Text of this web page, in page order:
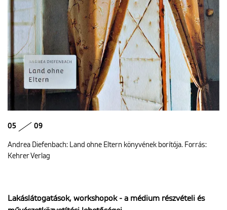
05 09
Andrea Diefenbach: Land ohne Eltern könyvének borítója. Forrás:
Kehrer Verlag
Lakáslátogatások, workshopok - a médium részvételi és